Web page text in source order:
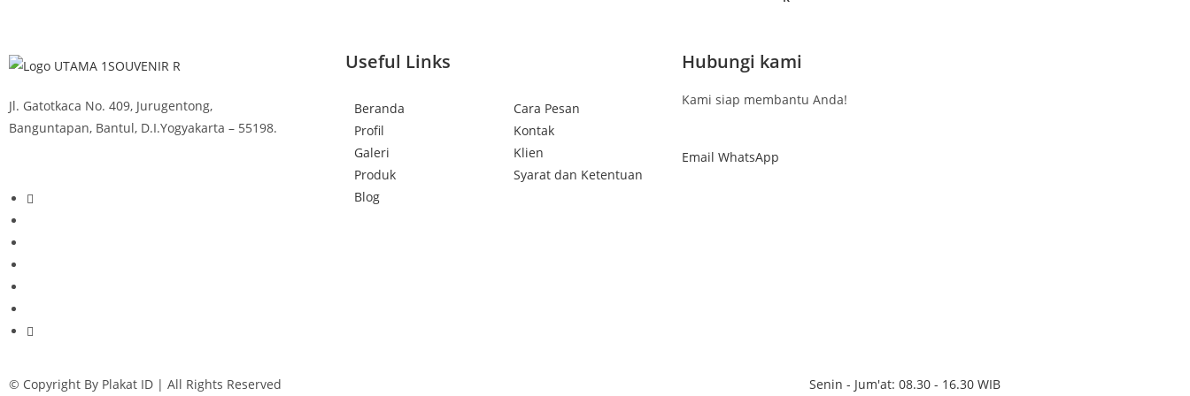
Jl. Gatotkaca No. 409, Jurugentong,
Banguntapan, Bantul, D.I.Yogyakarta – 55198.
Useful Links
Beranda
Profil
Galeri
Produk
Blog
Cara Pesan
Kontak
Klien
Syarat dan Ketentuan
Hubungi kami
Kami siap membantu Anda!
Email WhatsApp
© Copyright By Plakat ID | All Rights Reserved Senin - Jum'at: 08.30 - 16.30 WIB